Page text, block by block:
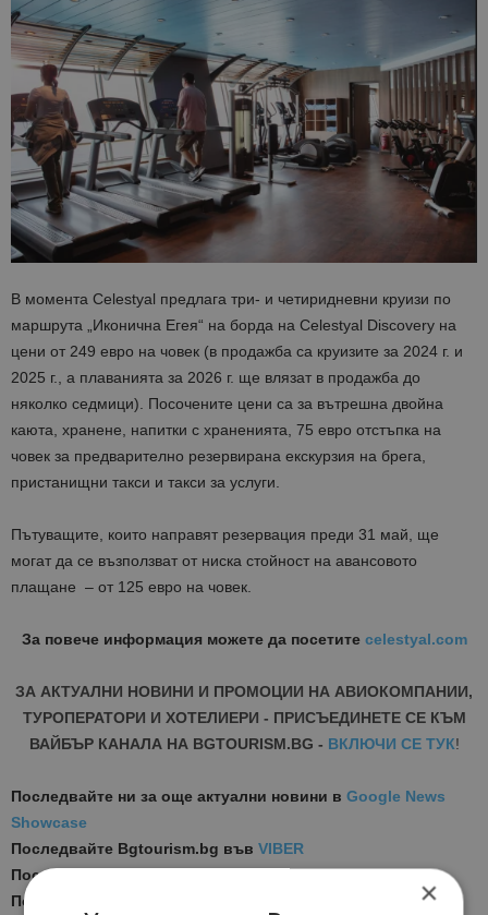
В момента Celestyal предлага три- и четиридневни круизи по
маршрута „Иконична Егея“ на борда на Celestyal Discovery на
цени от 249 евро на човек (в продажба са круизите за 2024 г. и
2025 г., а плаванията за 2026 г. ще влязат в продажба до
няколко седмици). Посочените цени са за вътрешна двойна
каюта, хранене, напитки с храненията, 75 евро отстъпка на
човек за предварително резервирана екскурзия на брега,
пристанищни такси и такси за услуги.
Пътуващите, които направят резервация преди 31 май, ще
могат да се възползват от ниска стойност на авансовото
плащане – от 125 евро на човек.
За повече информация можете да посетите celestyal.com
ЗА АКТУАЛНИ НОВИНИ И ПРОМОЦИИ НА АВИОКОМПАНИИ,
ТУРОПЕРАТОРИ И ХОТЕЛИЕРИ - ПРИСЪЕДИНЕТЕ СЕ КЪМ
ВАЙБЪР КАНАЛА НА BGTOURISM.BG - ВКЛЮЧИ СЕ ТУК!
Последвайте ни за още актуални новини в Google News
Showcase
Последвайте Bgtourism.bg във VIBER
ПоследвайтеBgtourism.bg вINSTAGRAM
Последвайте
×